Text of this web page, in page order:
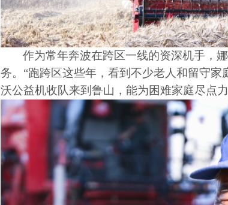
作为常年奔波在跨区一线的资深机手，
务。 “跑跨区这些年，看到不少老人和留守
沃公益机收队来到鲁山，能为困难家庭尽点